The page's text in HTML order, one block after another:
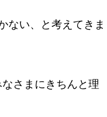
ない、と考えてきま
さまにきちんと理